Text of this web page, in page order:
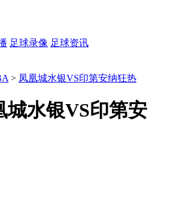
足球录像 足球资讯
> 凤凰城水银VS印第安纳狂热
城水银VS印第安